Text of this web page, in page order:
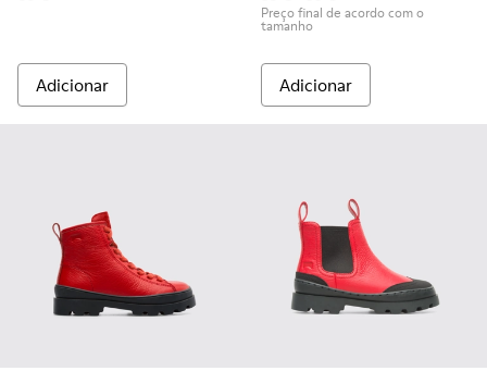
Adicionar
Preço final de acordo com o
tamanho
Adicionar